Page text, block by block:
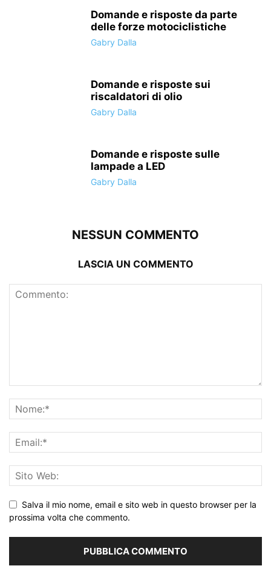
Domande e risposte da parte
delle forze motociclistiche
Gabry Dalla
Domande e risposte sui
riscaldatori di olio
Gabry Dalla
Domande e risposte sulle
lampade a LED
Gabry Dalla
NESSUN COMMENTO
LASCIA UN COMMENTO
Salva il mio nome, email e sito web in questo browser per la
prossima volta che commento.